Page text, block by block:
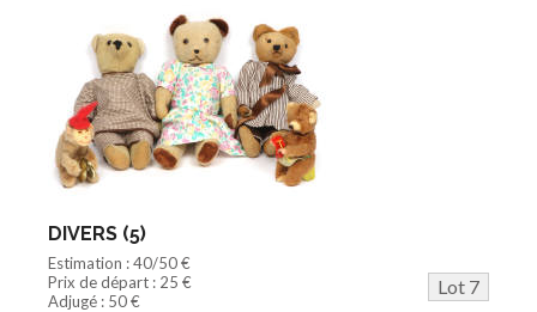
DIVERS (5)
Estimation : 40/50 €
Prix de départ : 25 €
Lot 7
Adjugé : 50 €